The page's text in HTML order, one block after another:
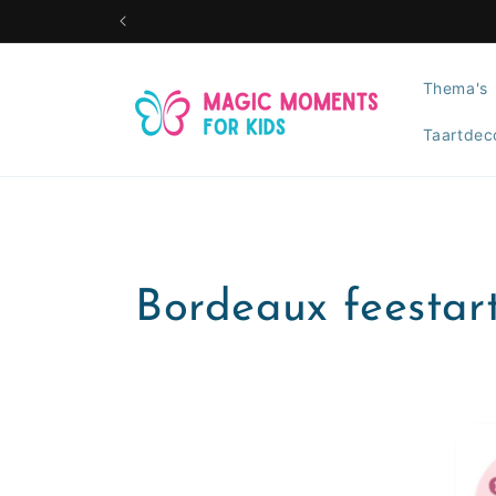
content
Thema's
C
Bordeaux